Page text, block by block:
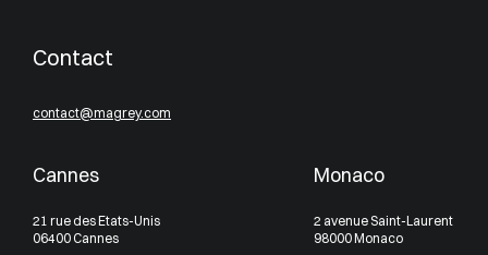
Contact
contact@magrey.com
Cannes
21 rue des Etats-Unis
06400 Cannes
Monaco
2 avenue Saint-Laurent
98000 Monaco